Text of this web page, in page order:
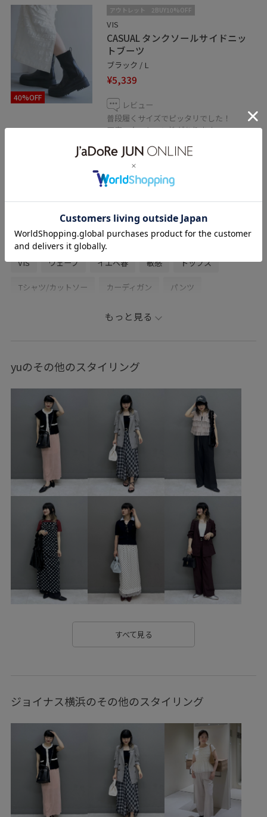
40%OFF
アウトレット 2BUY10%OFF
VIS
CASUAL タンクソールサイドニッ
トブーツ
ブラック / L
¥5,339
レビュー
普段履くサイズでピッタリでした！
厚底でクッション性があります。
◎
冬コーデ お出かけコーデ 推し活コーデ
大人カジュアル パンツスタイル カジュアルコーデ
VIS ウェーブ イエベ春 敏感 トップス
Tシャツ/カットソー カーディガン パンツ
ハンドバッグ
BVM54100 BVS64200
24バッグ_pickup 25SALE_pickup special3days
visgoods vis_dissectionbieasy0614
vis_heartbagdorama vis_highreviews
vis_pickupknit vis_recommendouter2 vis_salepick
vis_spickupbottoms vis_topspick vis_umbro25aw
vis_追加 VIS名品 Wbag_pickup
Wbottoms_pickup Winnerwear_pickup
WINTERSALE_pickup WINTERSALE_VISpickup
WMボトムス_pickup Wshoes_pickup
Wトップス_pickup W雑貨_pickup
お気に入り登録数上昇中_WOMEN 美easy
もっと見る
yuのその他のスタイリング
すべて見る
ジョイナス横浜のその他のスタイリング